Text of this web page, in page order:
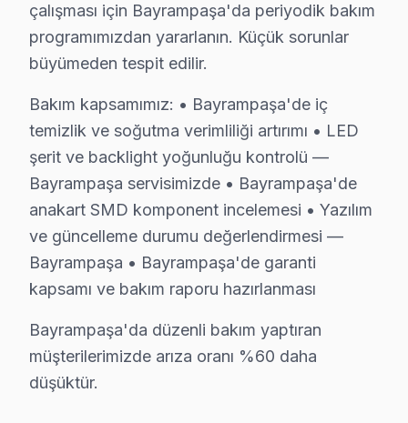
Orijinal parça mı kullanıyorsunuz?
Evet, Bayrampaşa'de yalnızca orijinal veya OEM parça
Bayrampaşa Techwood Servisi — Özet
Bayrampaşa'de Techwood ekran arızası
Orijinal parça, şeffaf fiyat, yazılı garanti — üçünü bir
Bizi arayın: 0850 811 14 36
Bayrampaşa'de Techwood Televizyon
Bayrampaşa'de Techwood televizyon onarımında orijinal
Bir not: Bayrampaşa mahallesinde televizyon arızası
çalışması için Bayrampaşa'da periyodik bakım
programımızdan yararlanın. Küçük sorunlar
büyümeden tespit edilir.
Bakım kapsamımız: • Bayrampaşa'de iç
temizlik ve soğutma verimliliği artırımı • LED
şerit ve backlight yoğunluğu kontrolü —
Bayrampaşa servisimizde • Bayrampaşa'de
anakart SMD komponent incelemesi • Yazılım
ve güncelleme durumu değerlendirmesi —
Bayrampaşa • Bayrampaşa'de garanti
kapsamı ve bakım raporu hazırlanması
Bayrampaşa'da düzenli bakım yaptıran
müşterilerimizde arıza oranı %60 daha
düşüktür.